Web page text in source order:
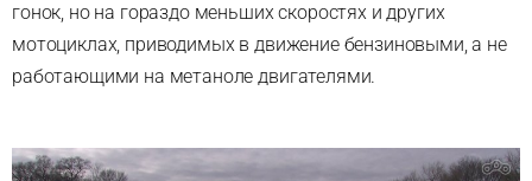
гонок, но на гораздо меньших скоростях и других
мотоциклах, приводимых в движение бензиновыми, а не
работающими на метаноле двигателями.